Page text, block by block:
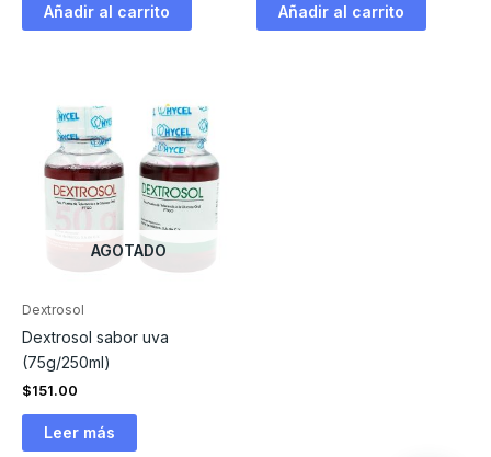
Añadir al carrito Añadir al carrito
AGOTADO
Dextrosol
Dextrosol sabor uva
(75g/250ml)
$151.00
Leer más